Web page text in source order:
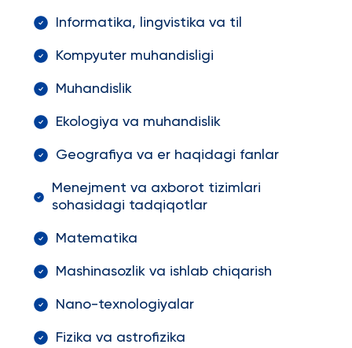
Informatika, lingvistika va til
Kompyuter muhandisligi
Muhandislik
Ekologiya va muhandislik
Geografiya va er haqidagi fanlar
Menejment va axborot tizimlari
sohasidagi tadqiqotlar
Matematika
Mashinasozlik va ishlab chiqarish
Nano-texnologiyalar
Fizika va astrofizika